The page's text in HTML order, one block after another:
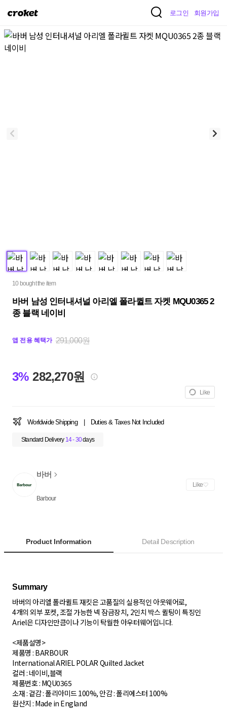
크
켓
로그인 회원가입
10 bought the item
바버 남성 인터내셔널 아리엘 폴라퀼트 자켓 MQU0365 2
종 블랙 네이비
앱 전용 혜택가 291,000원
3% 282,270원
Like
Worldwide Shipping Duties & Taxes Not Included
Standard Delivery 14 - 30days
바버
Barbour
Like
Product Information Detail Description
Summary
바버의 아리엘 폴라퀼트 재킷은 고품질의 실용적인 아웃웨어로,
4개의 외부 포켓, 조절 가능한 넥 잠금장치, 2인치 박스 퀼팅이 특징인
Ariel은 디자인만큼이나 기능이 탁월한 아우터웨어입니다.
<제품설명>
제품명 : BARBOUR
International ARIEL POLAR Quilted Jacket
컬러 : 네이비,블랙
제품번호 : MQU0365
소재 : 겉감 : 폴리아미드 100%, 안감 : 폴리에스터 100%
원산지 : Made in England